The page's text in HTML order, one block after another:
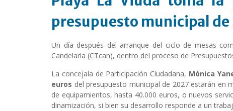
presupuesto municipal
Un día después del arranque del ciclo de mesas
Candelaria (CTcan), dentro del proceso de
La concejala de Participación Ciudadana, Mónica
euros del presupuesto municipal de 2027 estarán en
de equipamientos, hasta 40.000 euros, o nuevos
dinamización, si bien su desarrollo responde a un